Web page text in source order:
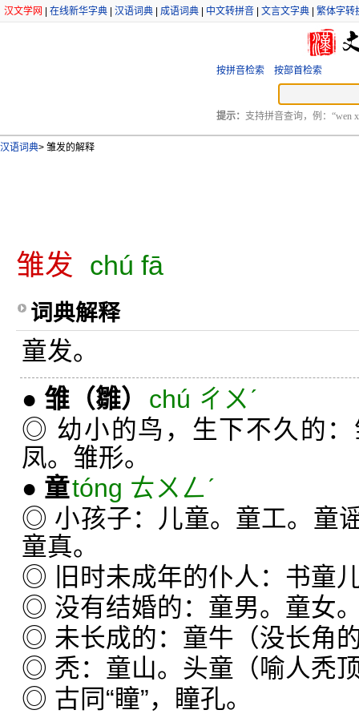
汉文学网 在线新华字典 汉语词典 成语词典 中文转拼音 文言文字典 繁体字转
按拼音检索 按部首检索
提示： 支持拼音查询，例：“wen
汉语词典> 雏发的解释
雏发 chú fā
词典解释
童发。
● 雏 （雛）
chú ㄔㄨˊ
◎ 幼小的鸟，生下不久的
凤。雏形。
● 童tóng ㄊㄨㄥˊ
◎ 小孩子：儿童。童工。童
童真。
◎ 旧时未成年的仆人：书童
◎ 没有结婚的：童男。童女
◎ 未长成的：童牛（没长角
◎ 秃：童山。头童（喻人秃
◎ 古同“瞳”，瞳孔。